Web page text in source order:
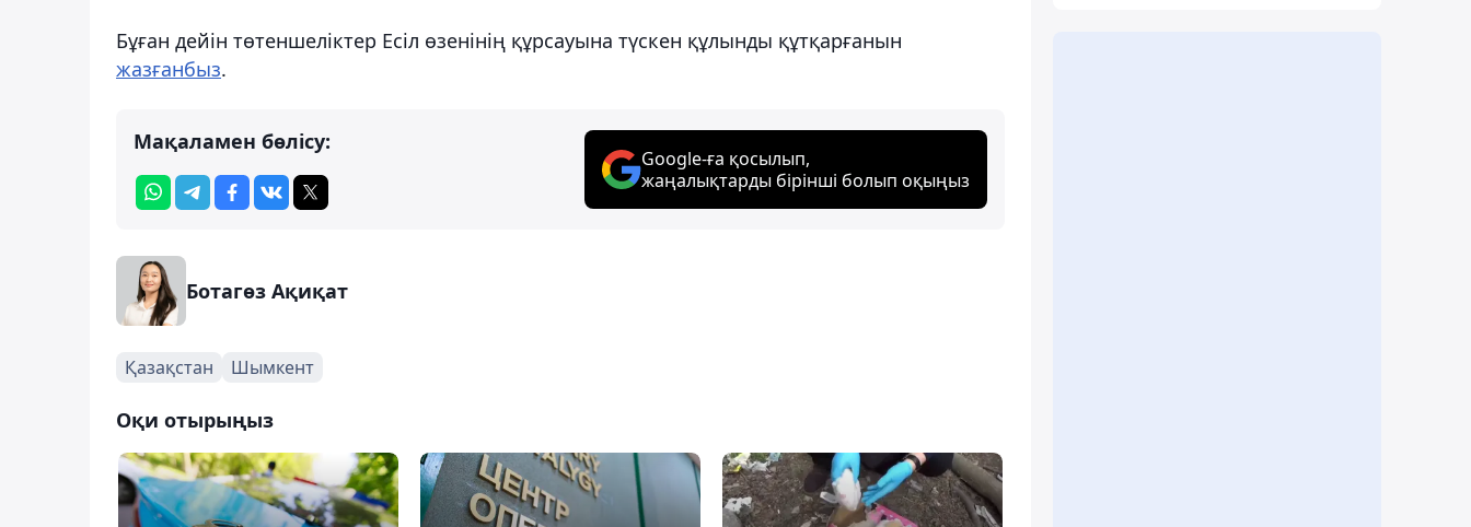
Бұған дейін төтеншеліктер Есіл өзенінің құрсауына түскен құлынды құтқарғанын
жазғанбыз.
Мақаламен бөлісу:
Google-ға қосылып,
жаңалықтарды бірінші болып оқыңыз
Ботагөз Ақиқат
Қазақстан Шымкент
Оқи отырыңыз